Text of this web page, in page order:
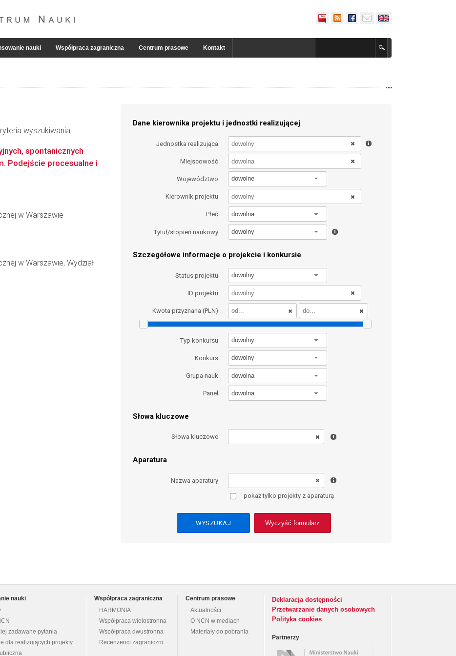
nauki Współpraca zagraniczna Centrum prasowe Kontakt
wyszukiwania:
Dane kierownika projektu i jednostki realizującej
Jednostka realizująca
Miejscowość
Województwo dowolne
Kierownik projektu
Płeć dowolna
Tytuł/stopień naukowy dowolny
Szczegółowe informacje o projekcie i konkursie
Status projektu dowolny
ID projektu
Kwota przyznana (PLN)
Typ konkursu dowolny
Konkurs dowolny
Grupa nauk dowolna
Panel dowolna
Słowa kluczowe
Słowa kluczowe
Aparatura
Nazwa aparatury
pokaż tylko projekty z aparaturą
Wyczyść formularz
spontanicznych
Podejście procesualne i
w Warszawie
w Warszawie, Wydział
nauki
zadawane pytania
dla realizujących projekty
Współpraca zagraniczna
HARMONIA
Współpraca wielostronna
Współpraca dwustronna
Recenzenci zagraniczni
Centrum prasowe
Aktualności
O NCN w mediach
Materiały do pobrania
Deklaracja dostępności
Przetwarzanie danych osobowych
Polityka cookies
Partnerzy